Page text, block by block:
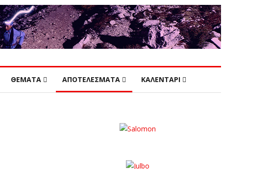
ΘΕΜΑΤΑ ΑΠΟΤΕΛΕΣΜΑΤΑ ΚΑΛΕΝΤΑΡΙ